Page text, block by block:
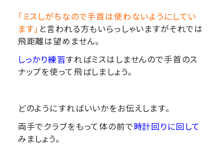
「ミスしがちなので手首は使わないようにしてい
ます」 と言われる方もいらっしゃいますがそれでは
飛距離は望めません。
しっかり練習すればミスはしませんので手首のス
ナップを使って飛ばしましょう。
どのようにすればいいかをお伝えします。
両手でクラブをもって体の前で時計回りに回して
みましょう。